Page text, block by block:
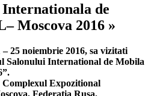
de
Moscova 2016 »
25 noiembrie 2016, sa vizitati
Salonului International de Mobila
Complexul Expozitional
Federatia Rusa.